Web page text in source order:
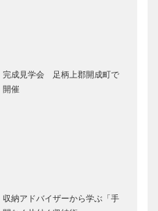
完成見学会 足柄上郡開成町で
開催
収納アドバイザーから学ぶ「手